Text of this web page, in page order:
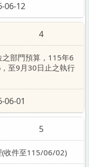
06-12
4
之部門預算，115年6
至9月30日止之執行
06-01
5
(收件至115/06/02)